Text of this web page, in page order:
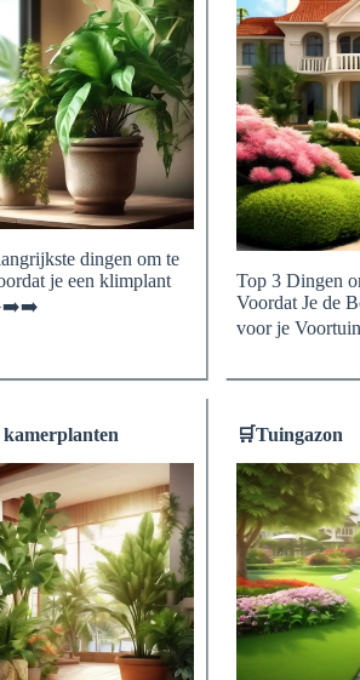
dingen om te
je een klimplant
Top 3 Dingen
Voordat Je de
voor je
kamerplanten 🛒Tuingazon